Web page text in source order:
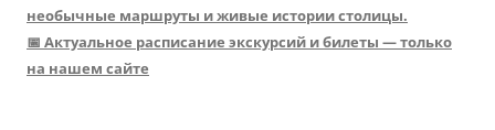
необычные маршруты и живые истории столицы.
📅 Актуальное расписание экскурсий и билеты — только
на нашем сайте